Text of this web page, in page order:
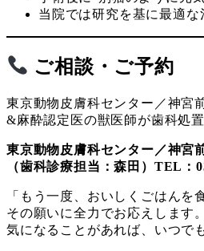
当院では研究を基に最適な
ご相談・ご予約
東京動物皮膚科センター／神宮
&麻酔認定医の獣医師が歯科処置
東京動物皮膚科センター／神宮
（歯科診療担当：森田）TEL：
「もう一度、おいしくごはんを
その願いに全力でお応えします。
気になることがあれば、いつで